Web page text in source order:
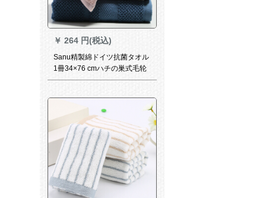
￥ 264 円(税込)
Sanu精製綿ドイツ抗菌タオル
1冊34×76 cmハチの巣式毛轮
柔らかい吸水肉巾110 gラム淡